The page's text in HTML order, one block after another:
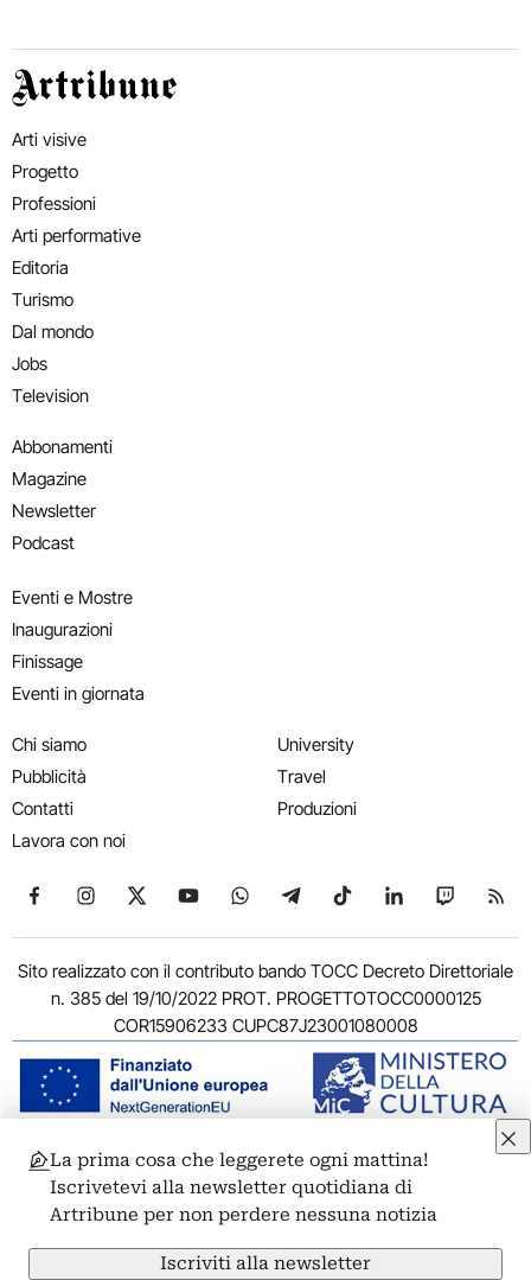
Artribune
Arti visive
Progetto
Professioni
Arti performative
Editoria
Turismo
Dal mondo
Jobs
Television
Abbonamenti
Magazine
Newsletter
Podcast
Eventi e Mostre
Inaugurazioni
Finissage
Eventi in giornata
Chi siamo
Pubblicità
Contatti
Lavora con noi
University
Travel
Produzioni
Seguici su Facebook
Seguici su Instagram
Seguici su X
Seguici su YouTube
Seguici su WhatsApp
Seguici su Telegram
Seguici su TikTok
Seguici su
Seguici
Sito realizzato con il contributo bando TOCC Decreto Direttoriale
n. 385 del 19/10/2022 PROT. PROGETTOTOCC0000125
COR15906233 CUPC87J23001080008
© 2011-2026 ARTRIBUNE srl – Corso Vittorio Emanuele II, 287 –
00186 Roma - P.I. 11381581005
Privacy: Responsabile della protezione dei dati personali
ARTRIBUNE srl – Corso Vittorio Emanuele II, 287 – 00186 Roma
La prima cosa che leggerete ogni mattina!
Iscrivetevi alla newsletter quotidiana di
Artribune per non perdere nessuna notizia
Iscriviti alla newsletter